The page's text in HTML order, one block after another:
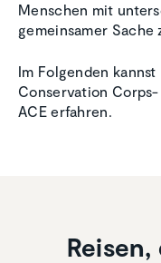
Menschen mit
gemeinsamer Sache
Im Folgenden
Conservation
ACE erfahren.